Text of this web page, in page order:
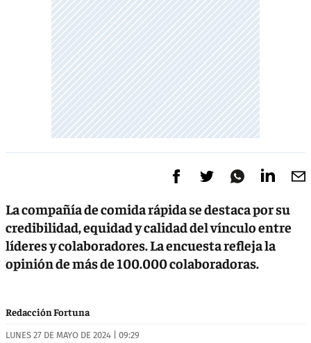
La compañía de comida rápida se destaca por su
credibilidad, equidad y calidad del vínculo entre
líderes y colaboradores. La encuesta refleja la
opinión de más de 100.000 colaboradoras.
Redacción Fortuna
LUNES 27 DE MAYO DE 2024 | 09:29